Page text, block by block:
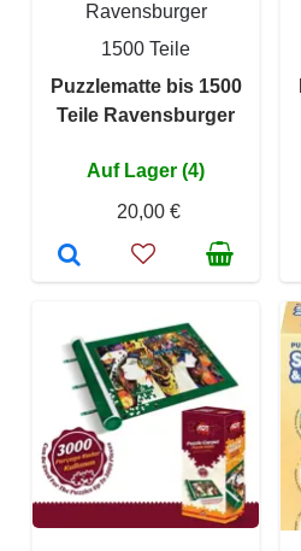
Ravensburger
1500 Teile
Puzzlematte bis 1500
Teile Ravensburger
Auf Lager (4)
20,00 €